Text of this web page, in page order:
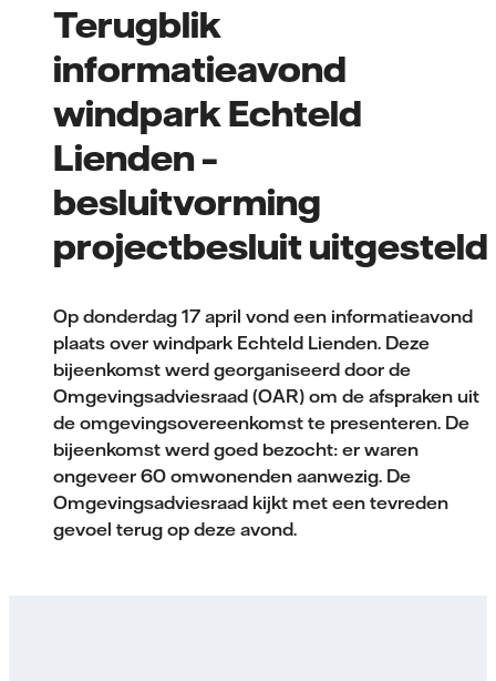
Terugblik
informatieavond
windpark Echteld
Lienden –
besluitvorming
projectbesluit uitgesteld
Op donderdag 17 april vond een informatieavond
plaats over windpark Echteld Lienden. Deze
bijeenkomst werd georganiseerd door de
Omgevingsadviesraad (OAR) om de afspraken uit
de omgevingsovereenkomst te presenteren. De
bijeenkomst werd goed bezocht: er waren
ongeveer 60 omwonenden aanwezig. De
Omgevingsadviesraad kijkt met een tevreden
gevoel terug op deze avond.